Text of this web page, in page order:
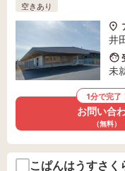
空きあり
井
未
1分で完了
お問い合
（無料）
こぱんはうすさ